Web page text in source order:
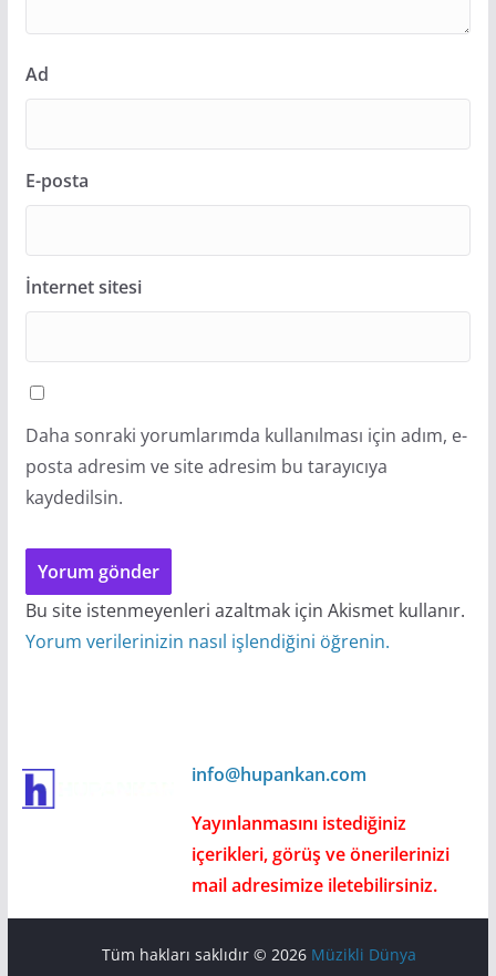
Ad
E-posta
İnternet sitesi
Daha sonraki yorumlarımda kullanılması için adım, e-
posta adresim ve site adresim bu tarayıcıya
kaydedilsin.
Bu site istenmeyenleri azaltmak için Akismet kullanır.
Yorum verilerinizin nasıl işlendiğini öğrenin.
info@hupankan.com
Yayınlanmasını istediğiniz
içerikleri, görüş ve önerilerinizi
mail adresimize iletebilirsiniz.
Tüm hakları saklıdır © 2026 Müzikli Dünya